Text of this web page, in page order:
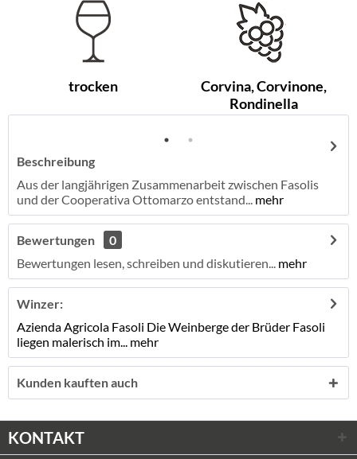
trocken
Corvina, Corvinone,
Rondinella
Beschreibung
Aus der langjährigen Zusammenarbeit zwischen Fasolis
und der Cooperativa Ottomarzo entstand... mehr
Bewertungen
0
Bewertungen lesen, schreiben und diskutieren... mehr
Winzer:
Azienda Agricola Fasoli Die Weinberge der Brüder Fasoli
liegen malerisch im... mehr
Kunden kauften auch
KONTAKT